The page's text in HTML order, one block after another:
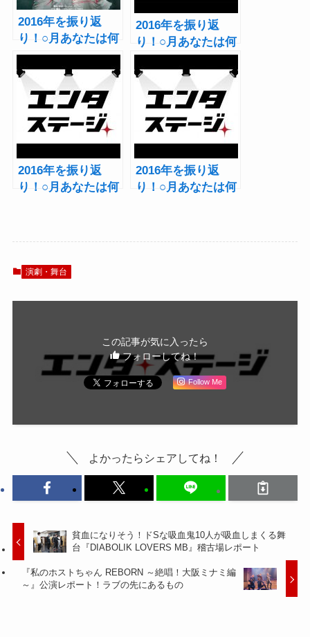
2016年を振り返
り！○月あなたは何
観てた？～7・8月
編～
2016年を振り返
り！○月あなたは何
観てた？～5・6月
編～
2016年を振り返
り！○月あなたは何
2016年を振り返
り！○月あなたは何
演劇・舞台
この記事が気に入ったら
フォローしてね！
Follow Me
よかったらシェアしてね！
貧血になりそう！ドSな吸血鬼10人が吸血しまくる舞
台『DIABOLIK LOVERS MB』稽古場レポート
『私のホストちゃん REBORN ～絶唱！大阪ミナミ編
～』公演レポート！ラブの先にあるもの